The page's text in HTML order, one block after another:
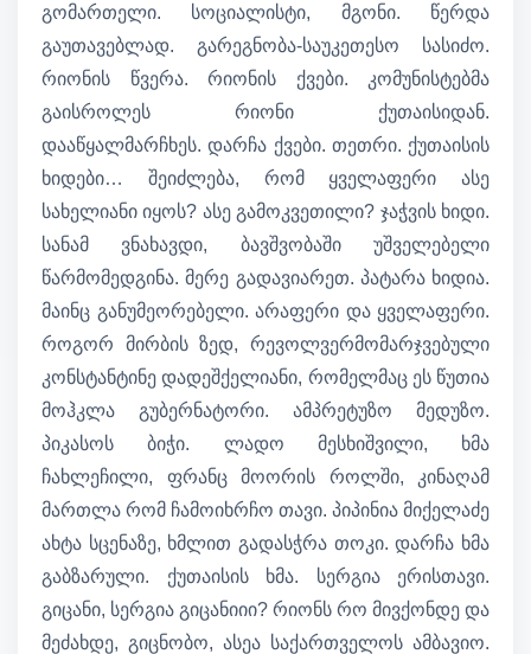
გომართელი. სოციალისტი, მგონი. წერდა
გაუთავებლად. გარეგნობა-საუკეთესო სასიძო.
რიონის წვერა. რიონის ქვები. კომუნისტებმა
გაისროლეს რიონი ქუთაისიდან.
დააწყალმარჩხეს. დარჩა ქვები. თეთრი. ქუთაისის
ხიდები… შეიძლება, რომ ყველაფერი ასე
სახელიანი იყოს? ასე გამოკვეთილი? ჯაჭვის ხიდი.
სანამ ვნახავდი, ბავშვობაში უშველებელი
წარმომედგინა. მერე გადავიარეთ. პატარა ხიდია.
მაინც განუმეორებელი. არაფერი და ყველაფერი.
როგორ მირბის ზედ, რევოლვერმომარჯვებული
კონსტანტინე დადეშქელიანი, რომელმაც ეს წუთია
მოჰკლა გუბერნატორი. ამპრეტუზო მედუზო.
პიკასოს ბიჭი. ლადო მესხიშვილი, ხმა
ჩახლეჩილი, ფრანც მოორის როლში, კინაღამ
მართლა რომ ჩამოიხრჩო თავი. პიპინია მიქელაძე
ახტა სცენაზე, ხმლით გადასჭრა თოკი. დარჩა ხმა
გაბზარული. ქუთაისის ხმა. სერგია ერისთავი.
გიცანი, სერგია გიცანიიი? რიონს რო მივქონდე და
მეძახდე, გიცნობო, ასეა საქართველოს ამბავიო.